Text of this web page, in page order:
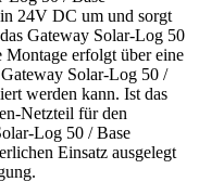
24V DC um und sorgt
Gateway Solar-Log 50
erfolgt über eine
Solar-Log 50 /
werden kann. Ist das
Netzteil für den
Log 50 / Base
Einsatz ausgelegt